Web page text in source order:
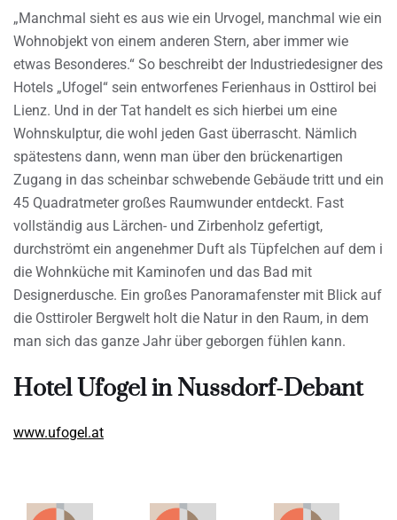
„Manchmal sieht es aus wie ein Urvogel, manchmal wie ein
Wohnobjekt von einem anderen Stern, aber immer wie
etwas Besonderes.“ So beschreibt der Industriedesigner des
Hotels „Ufogel“ sein entworfenes Ferienhaus in Osttirol bei
Lienz. Und in der Tat handelt es sich hierbei um eine
Wohnskulptur, die wohl jeden Gast überrascht. Nämlich
spätestens dann, wenn man über den brückenartigen
Zugang in das scheinbar schwebende Gebäude tritt und ein
45 Quadratmeter großes Raumwunder entdeckt. Fast
vollständig aus Lärchen- und Zirbenholz gefertigt,
durchströmt ein angenehmer Duft als Tüpfelchen auf dem i
die Wohnküche mit Kaminofen und das Bad mit
Designerdusche. Ein großes Panoramafenster mit Blick auf
die Osttiroler Bergwelt holt die Natur in den Raum, in dem
man sich das ganze Jahr über geborgen fühlen kann.
Hotel Ufogel in Nussdorf-Debant
www.ufogel.at